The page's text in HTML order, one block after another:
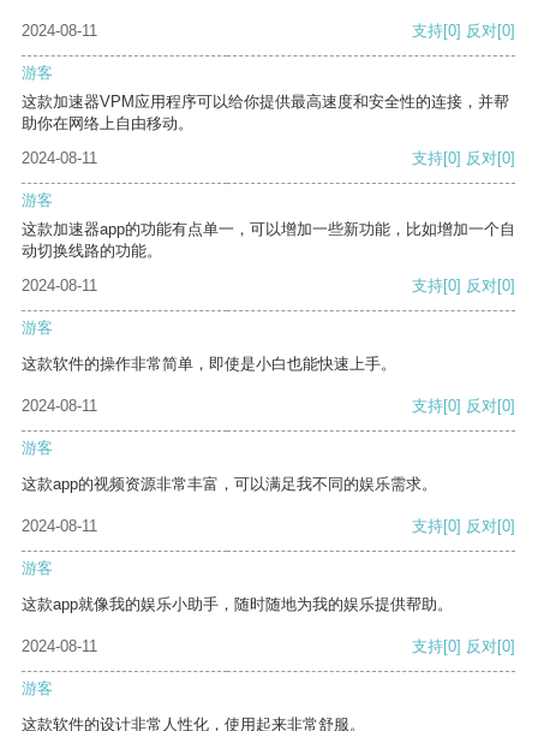
2024-08-11 支持[0] 反对[0]
游客
这款加速器VPM应用程序可以给你提供最高速度和安全性的连接，并帮
助你在网络上自由移动。
2024-08-11
支持[0] 反对[0]
游客
这款加速器app的功能有点单一，可以增加一些新功能，比如增加一个自
动切换线路的功能。
2024-08-11
支持[0] 反对[0]
游客
这款软件的操作非常简单，即使是小白也能快速上手。
2024-08-11 支持[0] 反对[0]
游客
这款app的视频资源非常丰富，可以满足我不同的娱乐需求。
2024-08-11 支持[0] 反对[0]
游客
这款app就像我的娱乐小助手，随时随地为我的娱乐提供帮助。
2024-08-11 支持[0] 反对[0]
游客
这款软件的设计非常人性化，使用起来非常舒服。